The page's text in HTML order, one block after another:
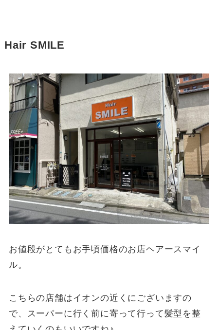
Hair SMILE
お値段がとてもお手頃価格のお店ヘアースマイ
ル。
こちらの店舗はイオンの近くにございますの
で、スーパーに行く前に寄って行って髪型を整